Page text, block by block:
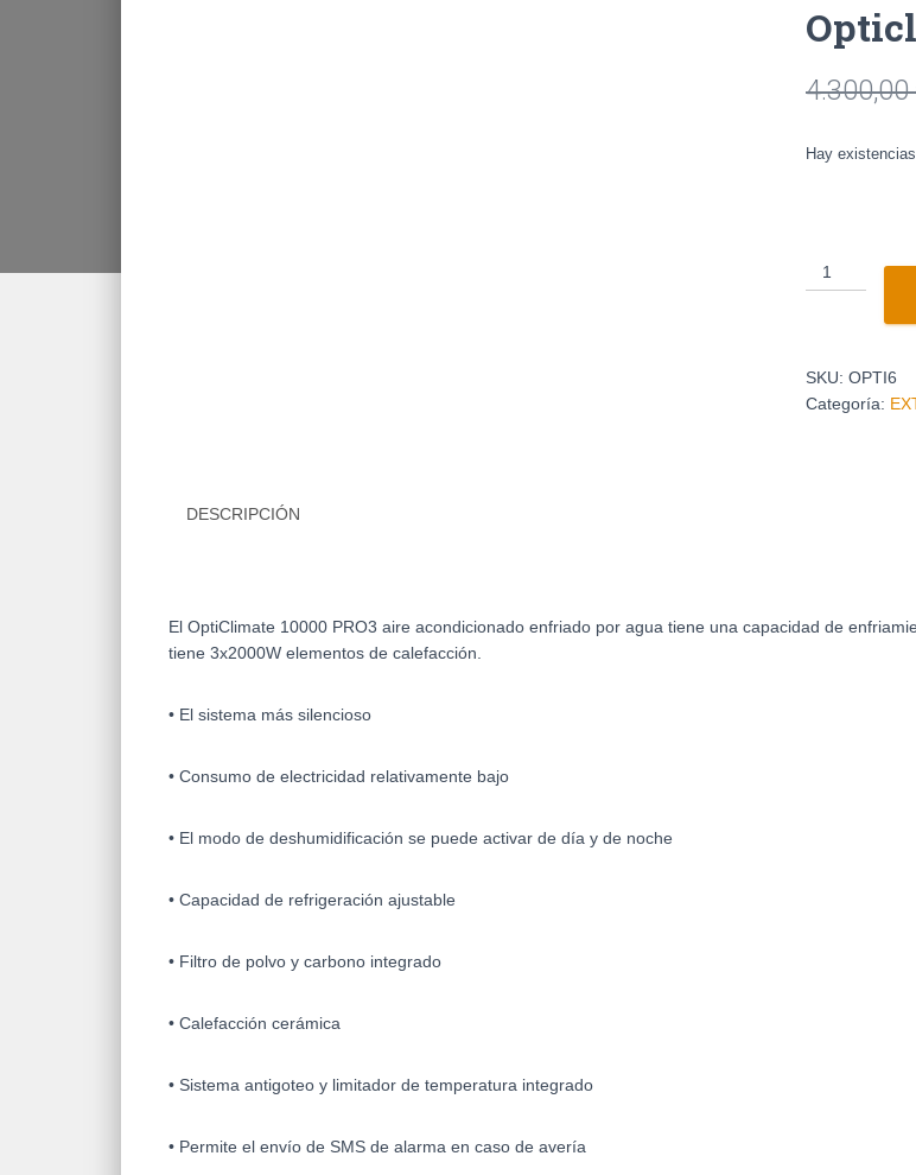
4.300,00
Hay existencias
SKU: OPTI6
Categoría:
DESCRIPCIÓN
El OptiClimate 10000 PRO3 aire acondicionado enfriado por agua tiene una capacidad de
tiene 3x2000W elementos de calefacción.
• El sistema más silencioso
• Consumo de electricidad relativamente bajo
• El modo de deshumidificación se puede activar de día y de noche
• Capacidad de refrigeración ajustable
• Filtro de polvo y carbono integrado
• Calefacción cerámica
• Sistema antigoteo y limitador de temperatura integrado
• Permite el envío de SMS de alarma en caso de avería